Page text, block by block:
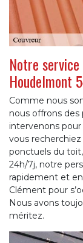
Notre
Houdelmont
Comme nous
nous offrons des
intervenons
vous
ponctuels du
24h/7j, notre
rapidement et
Clément pour
Nous avons
méritez.